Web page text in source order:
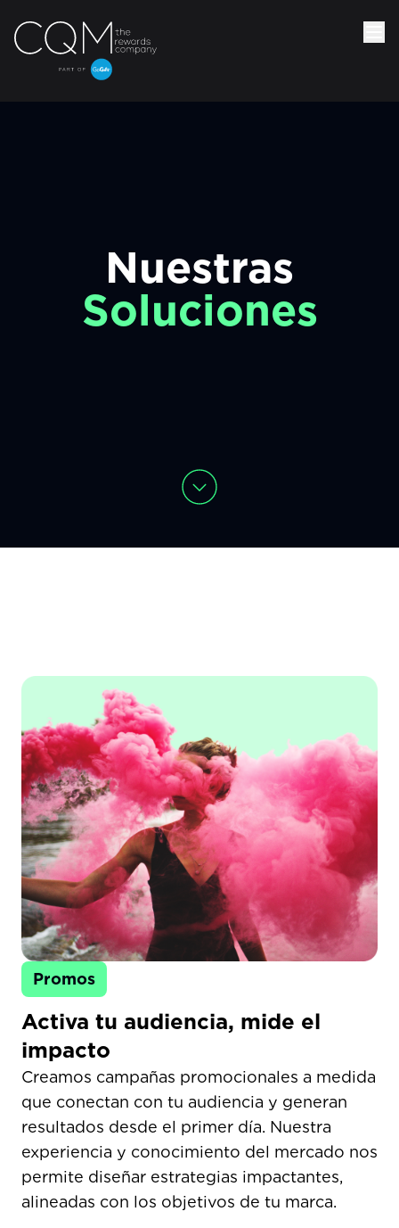
Nuestras
Soluciones
Promos
Activa tu audiencia, mide el
impacto​
Creamos campañas promocionales a medida
que conectan con tu audiencia y generan
resultados desde el primer día. Nuestra
experiencia y conocimiento del mercado nos
permite diseñar estrategias impactantes,
alineadas con los objetivos de tu marca.